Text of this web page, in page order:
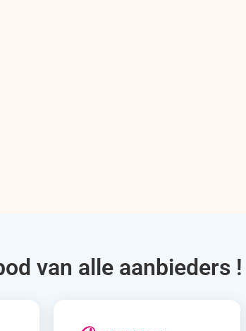
van alle aanbieders !